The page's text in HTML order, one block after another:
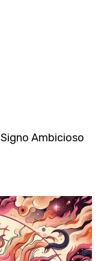
Ambicioso